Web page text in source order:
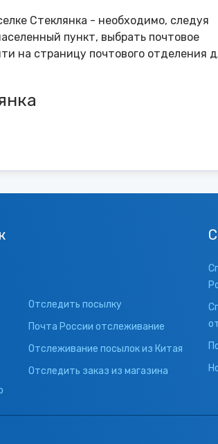
Стеклянка - необходимо, следуя
пункт, выбрать почтовое
на страницу почтового отделения
Отследить посылку
Почта России отслеживание
Отслеживание посылок из Китая
Отследить заказ из магазина